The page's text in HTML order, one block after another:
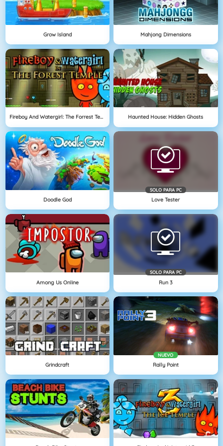
Grow Island Mahjong Dimensions
Fireboy And Watergirl: The Forrest Temple Haunted House: Hidden Ghosts
Doodle God
SOLO PARA PC
Love Tester
Among Us Online
SOLO PARA PC
Run 3
Grindcraft
NUEVO
Rally Point